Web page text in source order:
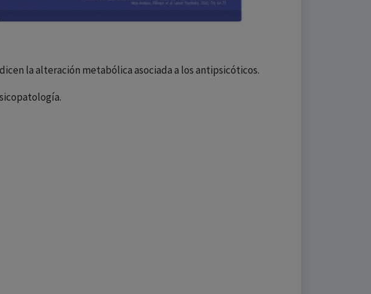
la alteración metabólica asociada a los antipsicóticos.